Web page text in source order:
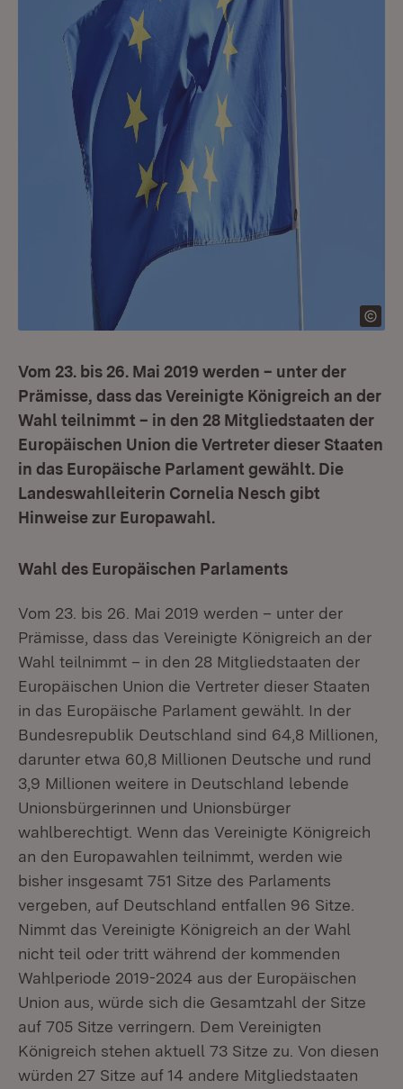
Vom 23. bis 26. Mai 2019 werden – unter der
Prämisse, dass das Vereinigte Königreich an der
Wahl teilnimmt – in den 28 Mitgliedstaaten der
Europäischen Union die Vertreter dieser Staaten
in das Europäische Parlament gewählt. Die
Landeswahlleiterin Cornelia Nesch gibt
Hinweise zur Europawahl.
Wahl des Europäischen Parlaments
Vom 23. bis 26. Mai 2019 werden – unter der
Prämisse, dass das Vereinigte Königreich an der
Wahl teilnimmt – in den 28 Mitgliedstaaten der
Europäischen Union die Vertreter dieser Staaten
in das Europäische Parlament gewählt. In der
Bundesrepublik Deutschland sind 64,8 Millionen,
darunter etwa 60,8 Millionen Deutsche und rund
3,9 Millionen weitere in Deutschland lebende
Unionsbürgerinnen und Unionsbürger
wahlberechtigt. Wenn das Vereinigte Königreich
an den Europawahlen teilnimmt, werden wie
bisher insgesamt 751 Sitze des Parlaments
vergeben, auf Deutschland entfallen 96 Sitze.
Nimmt das Vereinigte Königreich an der Wahl
nicht teil oder tritt während der kommenden
Wahlperiode 2019-2024 aus der Europäischen
Union aus, würde sich die Gesamtzahl der Sitze
auf 705 Sitze verringern. Dem Vereinigten
Königreich stehen aktuell 73 Sitze zu. Von diesen
würden 27 Sitze auf 14 andere Mitgliedstaaten